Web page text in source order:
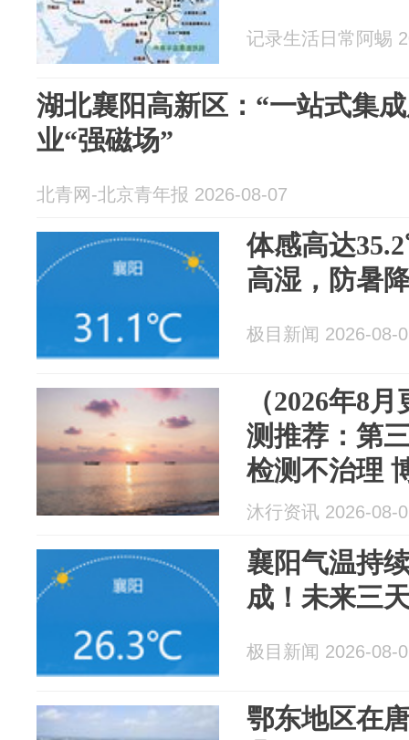
记录生活日常阿蜴
湖北襄阳高新区：“一站式集
业“强磁场”
北青网-北京青年报 2026-08-07
体感高达
高湿，防暑
极目新闻 2026-08-
（2026年8
测推荐：第
检测不治理
沐行资讯 2026-08-
襄阳气温持
成！未来三
极目新闻 2026-08-
鄂东地区在